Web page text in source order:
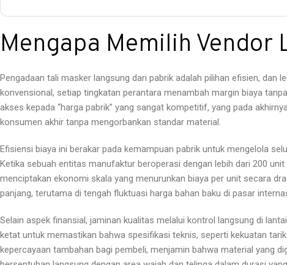
Mengapa Memilih Vendor
Pengadaan tali masker langsung dari pabrik adalah pilihan efisien,
konvensional, setiap tingkatan perantara menambah margin biaya
akses kepada “harga pabrik” yang sangat kompetitif, yang pada
konsumen akhir tanpa mengorbankan standar material.
Efisiensi biaya ini berakar pada kemampuan pabrik untuk mengelola
Ketika sebuah entitas manufaktur beroperasi dengan lebih dari 200
menciptakan ekonomi skala yang menurunkan biaya per unit secara
panjang, terutama di tengah fluktuasi harga bahan baku di pasar
Selain aspek finansial, jaminan kualitas melalui kontrol langsung di
ketat untuk memastikan bahwa spesifikasi teknis, seperti kekuatan
kepercayaan tambahan bagi pembeli, menjamin bahwa material yang